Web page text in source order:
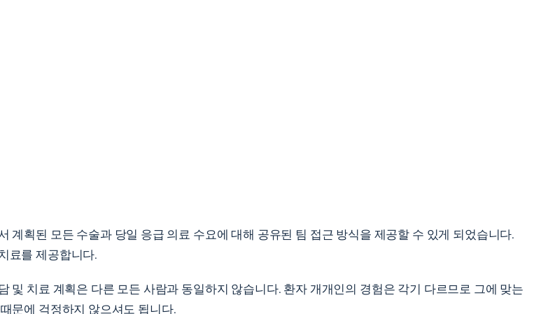
계획된 모든 수술과 당일 응급 의료 수요에 대해 공유된 팀 접근 방식을 제공할 수 있게 되었습니다.
료를 제공합니다.
및 치료 계획은 다른 모든 사람과 동일하지 않습니다. 환자 개개인의 경험은 각기 다르므로 그에 맞는
문에 걱정하지 않으셔도 됩니다.